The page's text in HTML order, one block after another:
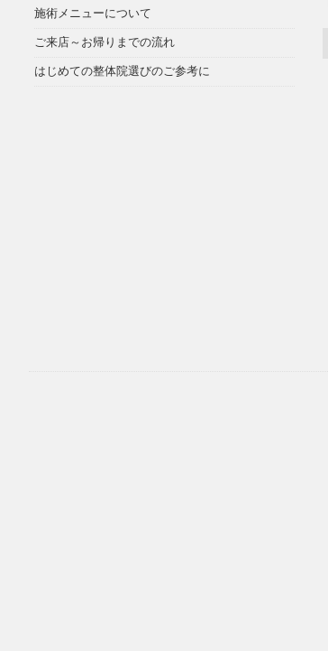
施術メニューについて
ご来店～お帰りまでの流れ
はじめての整体院選びのご参考に